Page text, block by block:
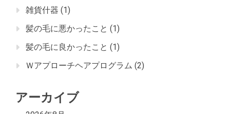
雑貨什器 (1)
髪の毛に悪かったこと (1)
髪の毛に良かったこと (1)
Ｗアプローチヘアプログラム (2)
アーカイブ